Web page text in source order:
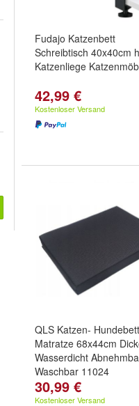
Fudajo Katzenbett
Schreibtisch 40x40cm
Katzenliege
42,99 €
Kostenloser Versand
QLS Katzen- Hundebett
Matratze 68x44cm
Wasserdicht
Waschbar 11024
30,99 €
Kostenloser Versand